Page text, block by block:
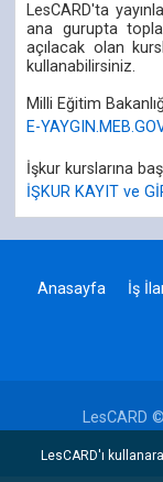
LesCARD'ta
ana gurupta
açılacak olan
kullanabilirsiniz.
Milli Eğitim
E-
İşkur kurslarına
İŞKUR KAYIT ve
Anasayfa İş
LesCARD
LesCARD'ı